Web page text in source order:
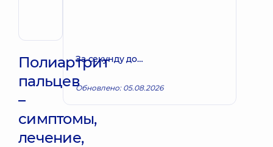
Полиартрит
пальцев
–
симптомы,
лечение,
За секунду до…
Обновлено: 05.08.2026